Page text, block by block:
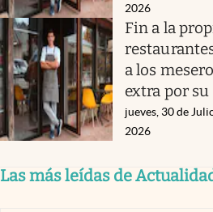
2026
Fin a la
a los
extra por
jueves, 30 de
2026
Las más leídas de